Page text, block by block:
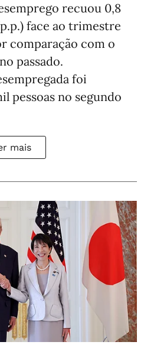
recuou 0,8
face ao trimestre
comparação com o
passado.
foi
pessoas no segundo
mais